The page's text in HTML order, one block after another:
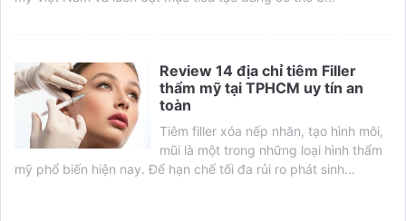
Review 14 địa chỉ tiêm Filler
thẩm mỹ tại TPHCM uy tín an
toàn
Tiêm filler xóa nếp nhăn, tạo hình môi,
mũi là một trong những loại hình thẩm
mỹ phổ biến hiện nay. Để hạn chế tối đa rủi ro phát sinh...